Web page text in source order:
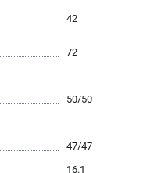
42
72
50/50
47/47
16.1